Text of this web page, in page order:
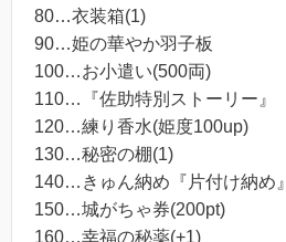
80…衣装箱(1)
90…姫の華やか羽子板
100…お小遣い(500両)
110…『佐助特別ストーリー』
120…練り香水(姫度100up)
130…秘密の棚(1)
140…きゅん納め『片付け納め』
150…城がちゃ券(200pt)
160…幸福の秘薬(+1)